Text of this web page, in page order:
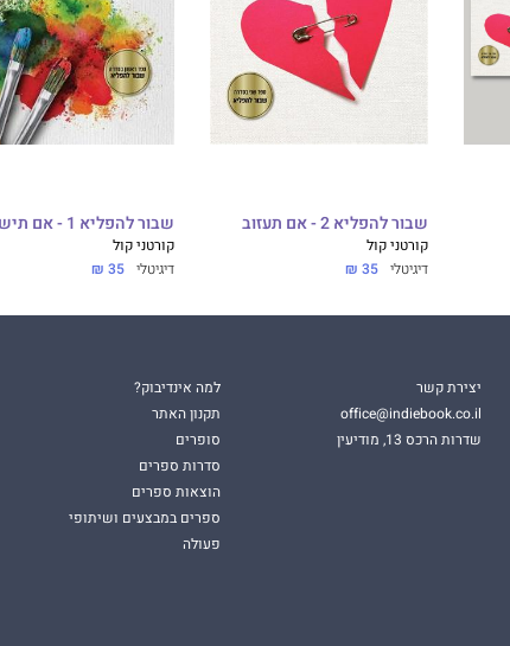
שבור להפליא 2 - אם תעזוב
קורטני קול
דיגיטלי 35 ₪
שבור להפליא 1 - אם תישארי
קורטני קול
דיגיטלי 35 ₪
יצירת קשר
office@indiebook.co.il
שדרות הרכס 13, מודיעין
למה אינדיבוק?
תקנון האתר
סופרים
סדרות ספרים
הוצאות ספרים
ספרים במבצעים ושיתופי
פעולה